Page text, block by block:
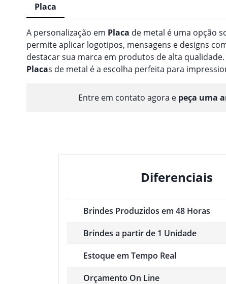
Placa
A personalização em Placa de metal é uma opção
permite aplicar logotipos, mensagens e designs
destacar sua marca em produtos de alta qualidade.
Placas de metal é a escolha perfeita para
Entre em contato agora e peça uma
Diferenciais
Brindes Produzidos em 48 Horas
Brindes a partir de 1 Unidade
Estoque em Tempo Real
Orçamento On Line